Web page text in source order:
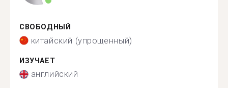
СВОБОДНЫЙ
китайский (упрощенный)
ИЗУЧАЕТ
английский